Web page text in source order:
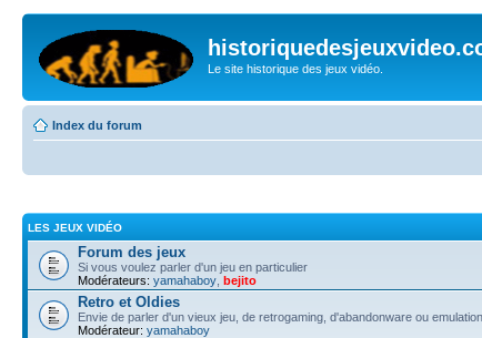
Le site historique des jeux vidéo.
Index du forum
LES JEUX VIDÉO
Forum des jeux
Si vous voulez parler d'un jeu en particulier
Modérateurs: yamahaboy bejito
Retro et Oldies
Envie de parler d'un vieux jeu, de retrogaming, d'abandonware ou
Modérateur: yamahaboy